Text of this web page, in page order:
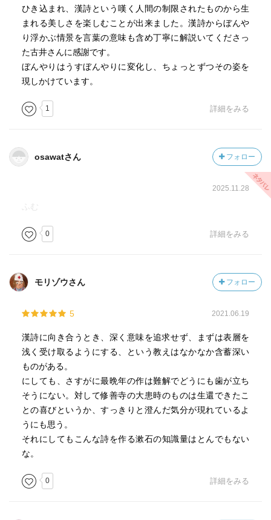
だろうか。今回の読み直しでも、いろいろと考えるところ
があり、また今後も読み続けていく本だろうなと思う。
日本語が現在、危機的な状況に置かれていると結ばれてお
り、確かにそのとおりだと思う。政治家の言葉の例を引い
今の自分の体感は冷静に見るとかなり異常なんではないか
と思う。別に政治に限ったことではないような気がする。
古井さんは「日本人には言葉を変換する力がある」と述べ
ており、そこに何がしかの活路を見いだそうとしている。
これからも小説家の言葉をしっかりと読んでいきたいと思
ひき込まれ、漢詩という嘆く人間の制限されたものから生
まれる美しさを楽しむことが出来ました。漢詩からぼんや
り浮かぶ情景を言葉の意味も含め丁寧に解説いてくださっ
た古井さんに感謝です。
ぼんやりはうすぼんやりに変化し、ちょっとずつその姿を
現しかけています。
1 詳細をみる
osawatさん フォロー
2025.11.28
0 詳細をみる
モリゾウさん フォロー
5 2021.06.19
漢詩に向き合うとき、深く意味を追求せず、まずは表層を
浅く受け取るようにする、という教えはなかなか含蓄深い
ものがある。
にしても、さすがに最晩年の作は難解でどうにも歯が立ち
そうにない。対して修善寺の大患時のものは生還できたこ
との喜びというか、すっきりと澄んだ気分が現れているよ
うにも思う。
それにしてもこんな詩を作る漱石の知識量はとんでもない
な。
0 詳細をみる